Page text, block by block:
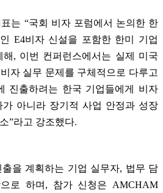
는 “국회 비자 포럼에서 논의한 한
E4비자 신설을 포함한 한미 기업
해 , 이번 컨퍼런스에서는 실제 미국
자 실무 문제를 구체적으로 다루고
진출하려는 한국 기업들에게 비자
아니라 장기적 사업 안정과 성장
”라고 강조했다.
을 계획하는 기업 실무자, 법무 담
로 하며 , 참가 신청은 AMCHAM